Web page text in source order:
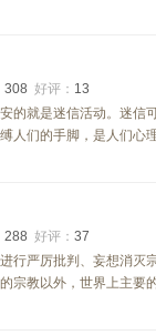
308 好评： 13
的就是迷信活动。迷信
人们的手脚，是人们心
288 好评： 37
行严厉批判、妄想消
宗教以外，世界上主要